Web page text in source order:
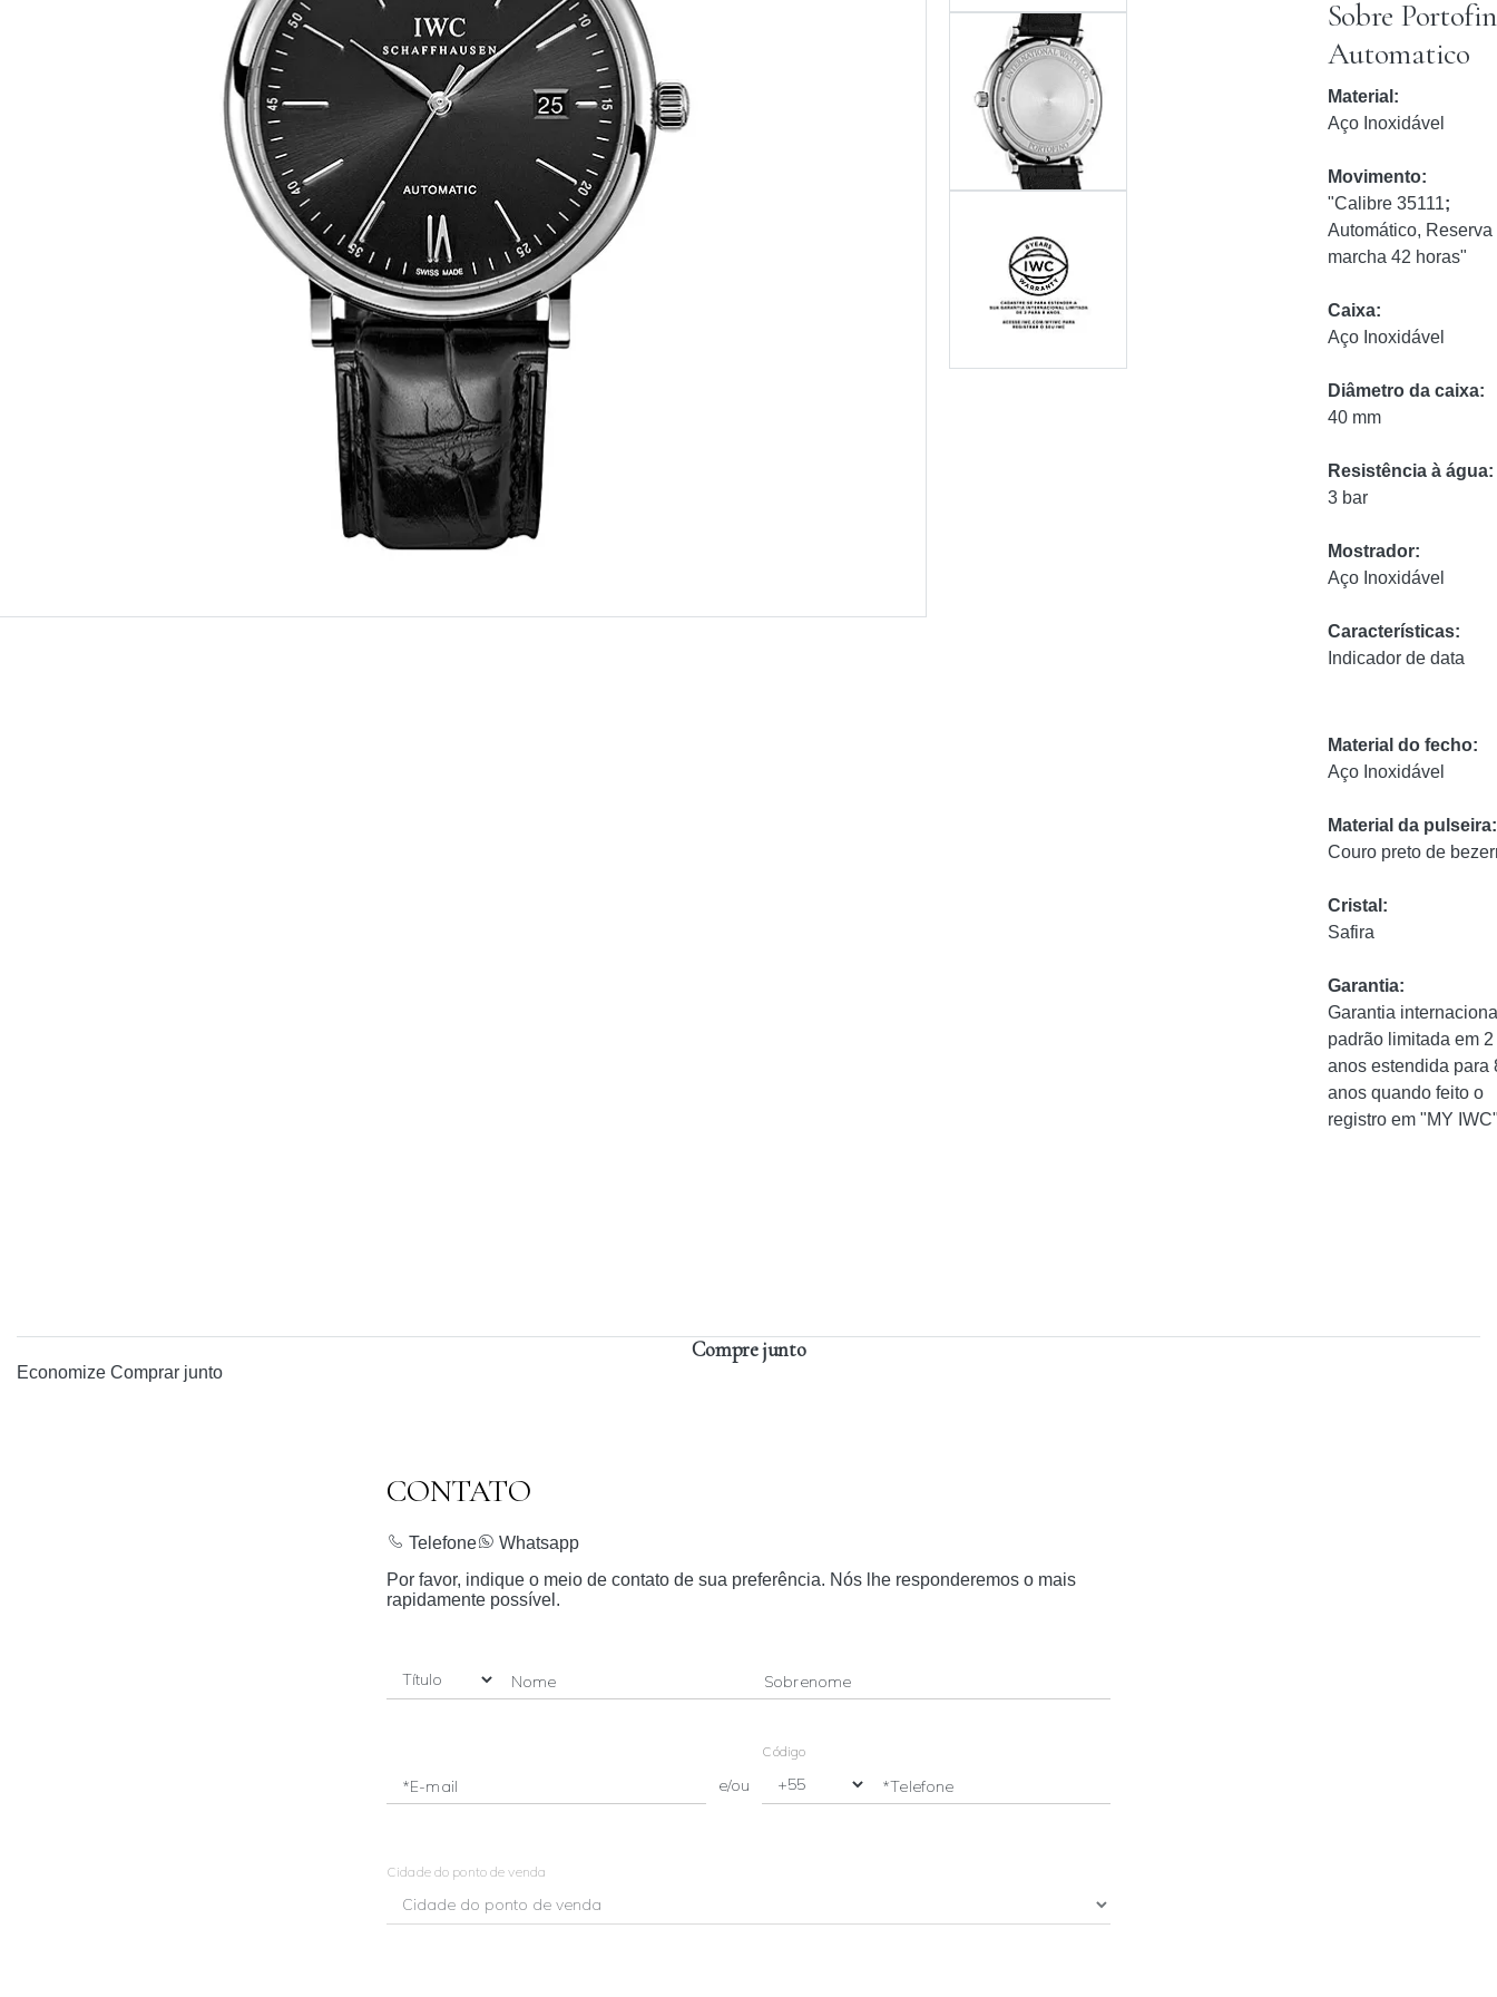
Sobre
Automatico
Material:
Aço Inoxidável
Movimento:
"Calibre 35111;
Automático, Reserva
marcha 42 horas"
Caixa:
Aço Inoxidável
Diâmetro da caixa:
40 mm
Resistência à água:
3 bar
Mostrador:
Aço Inoxidável
Características:
Indicador de data
Material do fecho:
Aço Inoxidável
Material da pulseira:
Couro preto de
Cristal:
Safira
Garantia:
Garantia
padrão limitada em 2
anos estendida para
anos quando feito o
registro em "MY
Compre junto
Economize Comprar junto
CONTATO
Telefone
Whatsapp
Por favor, indique o meio de contato de sua preferência. Nós lhe responderemos o mais
rapidamente possível.
Nome Sobrenome
*E-mail e/ou
Código
*Telefone
Cidade do ponto de venda